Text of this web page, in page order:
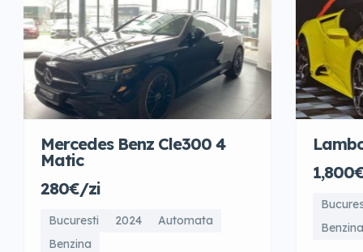
Mercedes Benz Cle300 4
Matic
280€/zi
Bucuresti 2024
Automata
Benzina
Benzina